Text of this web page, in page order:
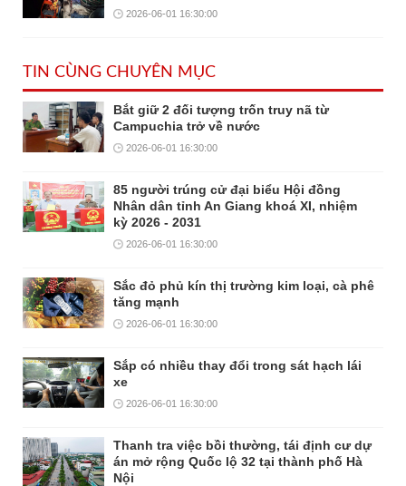
2026-06-01 16:30:00
TIN CÙNG CHUYÊN MỤC
Bắt giữ 2 đối tượng trốn truy nã từ
Campuchia trở về nước
2026-06-01 16:30:00
85 người trúng cử đại biểu Hội đồng
Nhân dân tỉnh An Giang khoá XI, nhiệm
kỳ 2026 - 2031
2026-06-01 16:30:00
Sắc đỏ phủ kín thị trường kim loại, cà phê
tăng mạnh
2026-06-01 16:30:00
Sắp có nhiều thay đổi trong sát hạch lái
xe
2026-06-01 16:30:00
Thanh tra việc bồi thường, tái định cư dự
án mở rộng Quốc lộ 32 tại thành phố Hà
Nội